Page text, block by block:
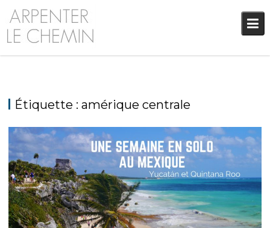
Skip
content
Étiquette :amérique centrale